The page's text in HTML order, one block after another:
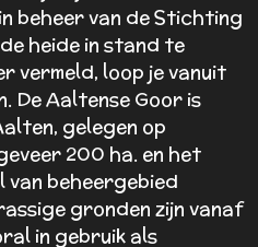
beheer van de Stichting
heide in stand te
vermeld, loop je vanuit
De Aaltense Goor is
gelegen op
200 ha. en het
beheergebied
gronden zijn vanaf
in gebruik als